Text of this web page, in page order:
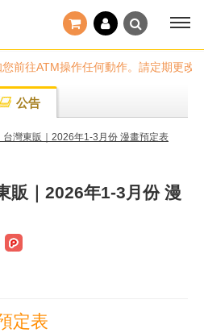
往ATM操作任何動作。請定期更改密
公告
台灣東販｜2026年1-3月份 漫畫預定表
販｜2026年1-3月份 漫
定表